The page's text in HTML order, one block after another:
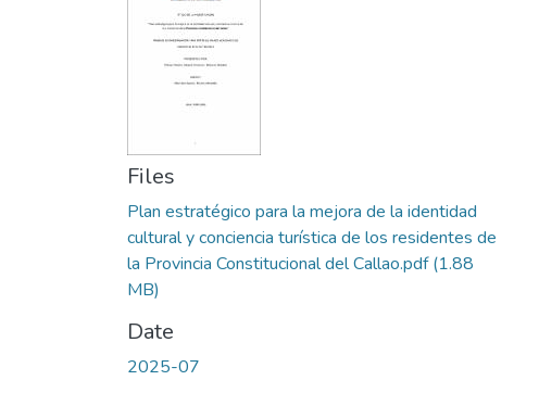
Files
Plan estratégico para la mejora de la identidad
cultural y conciencia turística de los residentes de
la Provincia Constitucional del Callao.pdf(1.88
MB)
Date
2025-07